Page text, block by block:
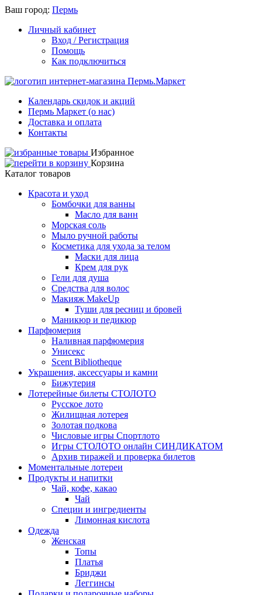
Ваш город: Пермь
Личный кабинет
Вход / Регистрация
Помощь
Как подключиться
Календарь скидок и акций
Пермь Маркет (о нас)
Доставка и оплата
Контакты
Избранное
Корзина
Каталог товаров
Красота и уход
Бомбочки для ванны
Масло для ванн
Морская соль
Мыло ручной работы
Косметика для ухода за телом
Маски для лица
Крем для рук
Гели для душа
Средства для волос
Макияж MakeUp
Туши для ресниц и бровей
Маникюр и педикюр
Парфюмерия
Наливная парфюмерия
Унисекс
Scent Bibliotheque
Украшения, аксессуары и камни
Бижутерия
Лотерейные билеты СТОЛОТО
Русское лото
Жилищная лотерея
Золотая подкова
Числовые игры Спортлото
Игры СТОЛОТО онлайн СИНДИКАТОМ
Архив тиражей и проверка билетов
Моментальные лотереи
Продукты и напитки
Чай, кофе, какао
Чай
Специи и ингредиенты
Лимонная кислота
Одежда
Женская
Топы
Платья
Бриджи
Леггинсы